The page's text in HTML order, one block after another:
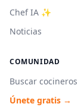
Chef IA ✨
Noticias
COMUNIDAD
Buscar cocineros
Únete gratis →